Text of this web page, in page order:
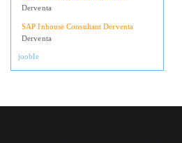
Derventa
SAP Inhouse Consultant Derventa
Derventa
jooble